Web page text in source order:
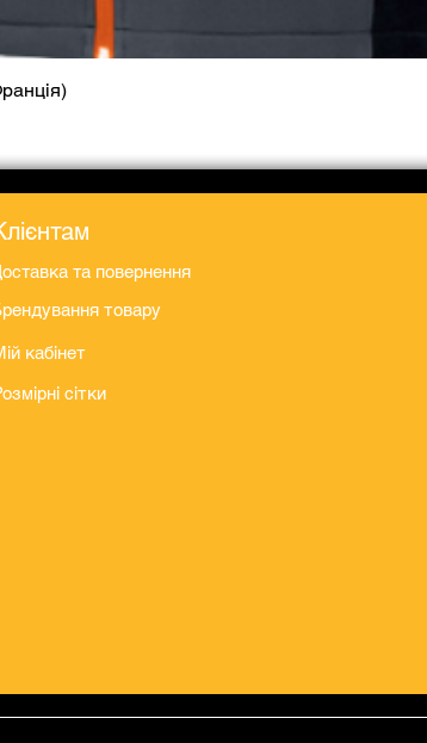
та повернення
товару
кабінет
сітки